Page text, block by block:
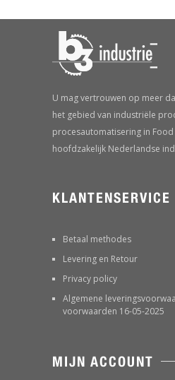
U mag vertrouwen op meer
het gebied van industriële
procesautomatisering in
hoofdzakelijk Nederlandse
KLANTENSERVICE
Betaal methodes
Levering en Retour
Privacy policy
Algemene
voorwaarden 16-05-2025
MIJN ACCOUNT